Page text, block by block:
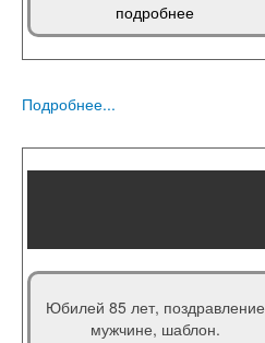
подробнее
Подробнее...
Юбилей 85 лет, поздравление
мужчине, шаблон.